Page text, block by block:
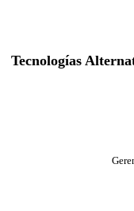
Tecnologías